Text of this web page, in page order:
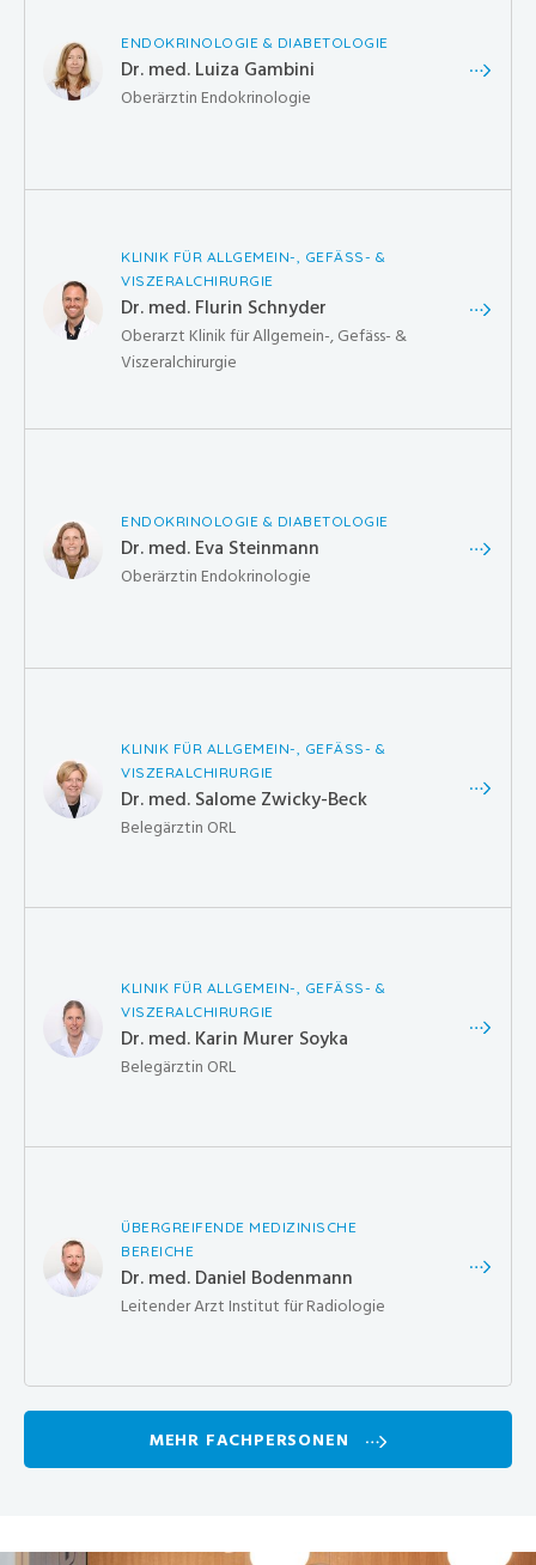
ENDOKRINOLOGIE & DIABETOLOGIE
Dr. med. Luiza Gambini
Oberärztin Endokrinologie
KLINIK FÜR ALLGEMEIN-, GEFÄSS- &
VISZERALCHIRURGIE
Dr. med. Flurin Schnyder
Oberarzt Klinik für Allgemein-, Gefäss- &
Viszeralchirurgie
ENDOKRINOLOGIE & DIABETOLOGIE
Dr. med. Eva Steinmann
Oberärztin Endokrinologie
KLINIK FÜR ALLGEMEIN-, GEFÄSS- &
VISZERALCHIRURGIE
Dr. med. Salome Zwicky-Beck
Belegärztin ORL
KLINIK FÜR ALLGEMEIN-, GEFÄSS- &
VISZERALCHIRURGIE
Dr. med. Karin Murer Soyka
Belegärztin ORL
ÜBERGREIFENDE MEDIZINISCHE
BEREICHE
Dr. med. Daniel Bodenmann
Leitender Arzt Institut für Radiologie
MEHR FACHPERSONEN